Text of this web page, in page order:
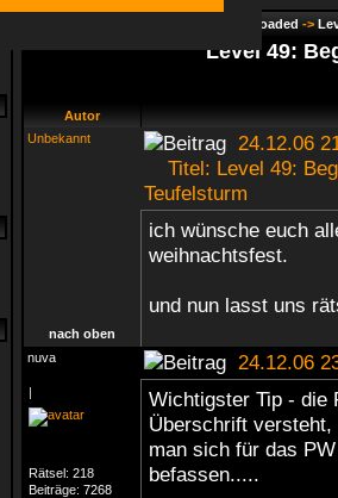
Gagolga - Reloaded ->
Level 49:
Autor
Unbekannt
24.12.06
Titel: Level 49:
Teufelsturm
ich wünsche euch
weihnachtsfest.
und nun lasst uns
nach oben
nuva
24.12.06
|
Rätsel: 218
Beiträge: 7268
Wichtigster Tip - die
Überschrift
man sich für das
befassen.....